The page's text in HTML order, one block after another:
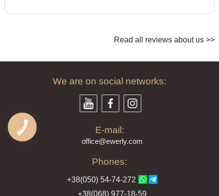
Read all reviews about us >>
We are on social networks:
E-mail:
office@ewerly.com
Phones:
+38(050) 54-74-272
+38(068) 977-18-59